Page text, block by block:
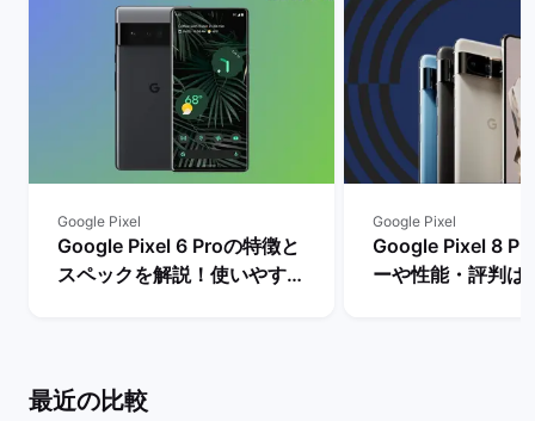
Google Pixel
Google Pixel 6 Proの特徴と
スペックを解説！使いやすさ
Google Pixel
Google Pixel 8
ーや性能・評判は
最近の比較